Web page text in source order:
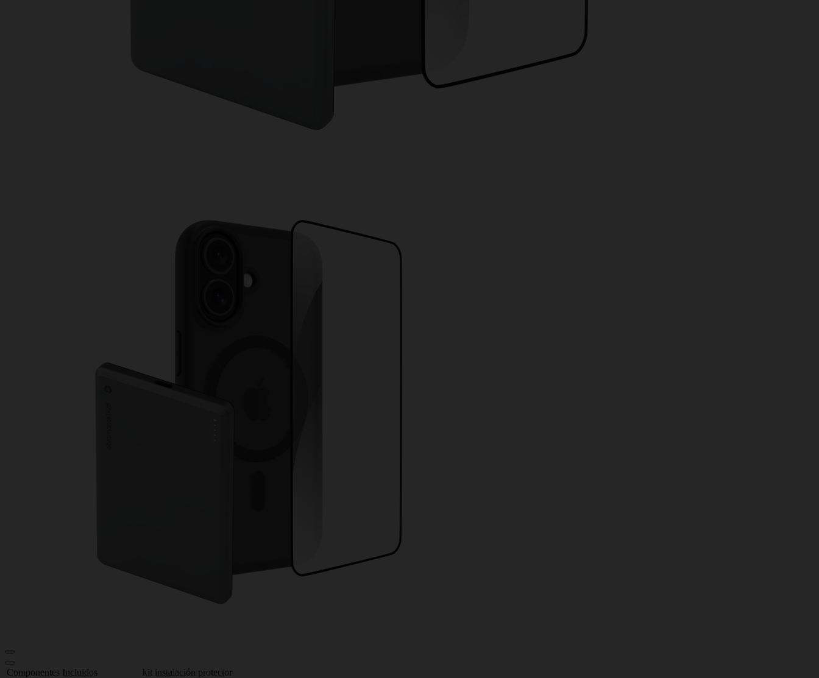
Componentes Incluidos
kit instalación protector